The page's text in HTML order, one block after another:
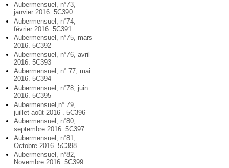
Aubermensuel, n°73,
janvier 2016. 5C390
Aubermensuel, n°74,
février 2016. 5C391
Aubermensuel, n°75, mars
2016. 5C392
Aubermensuel, n°76, avril
2016. 5C393
Aubermensuel, n° 77, mai
2016. 5C394
Aubermensuel, n°78, juin
2016. 5C395
Aubermensuel,n° 79,
juillet-août 2016 . 5C396
Aubermensuel, n°80,
septembre 2016. 5C397
Aubermensuel, n°81,
Octobre 2016. 5C398
Aubermensuel, n°82,
Novembre 2016. 5C399